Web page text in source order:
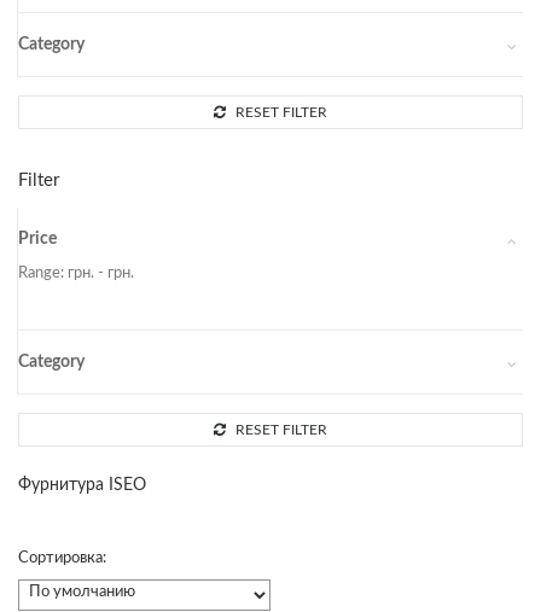
Category
RESET FILTER
Filter
Price
Range: грн. - грн.
Category
RESET FILTER
Фурнитура ISEO
Сортировка: